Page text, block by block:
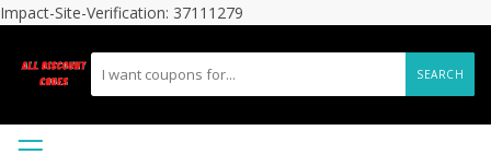
Impact-Site-Verification: 37111279
SEARCH